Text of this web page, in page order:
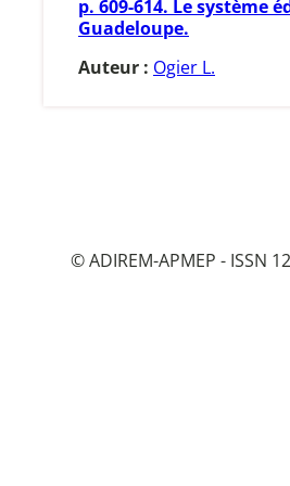
p. 609-614. Le système
Guadeloupe.
Auteur : Ogier L.
© ADIREM-APMEP - ISSN